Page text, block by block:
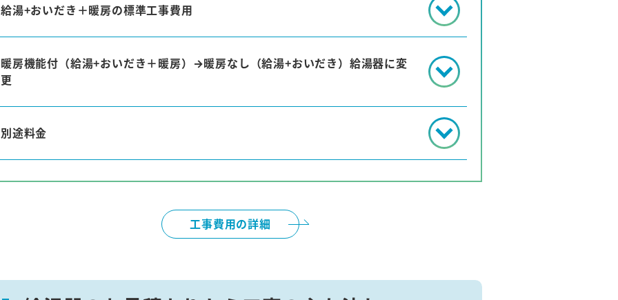
給湯+おいだき＋暖房の標準工事費用
暖房機能付（給湯+おいだき＋暖房）→暖房なし（給湯+おいだき）給湯器に変
更
別途料金
工事費用の詳細